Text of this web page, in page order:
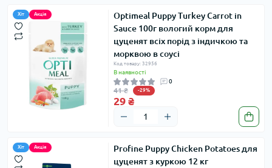
Хіт Акція
Optimeal Puppy Turkey Carrot in
Sauce 100г вологий корм для
цуценят всіх порід з індичкою та
морквою в соусі
Код товару: 32956
В наявності
0
41 ₴ -29%
29 ₴
Хіт Акція
Profine Puppy Chicken Potatoes для
цуценят з куркою 12 кг